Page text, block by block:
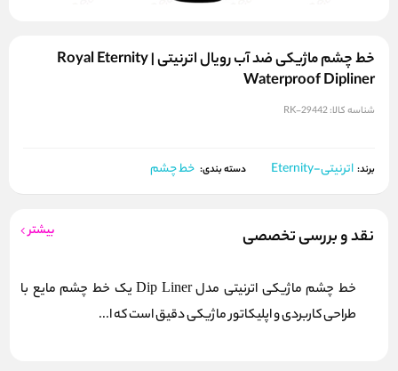
خط چشم ماژیکی ضد آب رویال اترنیتی | Royal Eternity
Waterproof Dipliner
شناسه کالا:RK-29442
برند: اترنیتی-Eternity دسته بندی: خط چشم
نقد و بررسی تخصصی بیشتر
خط چشم ماژیکی اترنیتی مدل Dip Liner یک خط چشم مایع با
طراحی کاربردی و اپلیکاتور ماژیکی دقیق است که ا...